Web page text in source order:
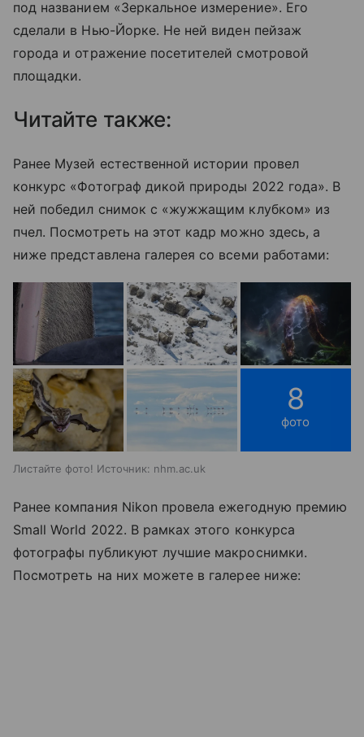
под названием «Зеркальное измерение». Его
сделали в Нью-Йорке. Не ней виден пейзаж
города и отражение посетителей смотровой
площадки.
Читайте также:
Ранее Музей естественной истории провел
конкурс «Фотограф дикой природы 2022 года». В
ней победил снимок с «жужжащим клубком» из
пчел. Посмотреть на этот кадр можно здесь, а
ниже представлена галерея со всеми работами:
8
фото
Листайте фото! Источник: nhm.ac.uk
Ранее компания Nikon провела ежегодную премию
Small World 2022. В рамках этого конкурса
фотографы публикуют лучшие макроснимки.
Посмотреть на них можете в галерее ниже: